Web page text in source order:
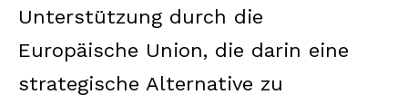
Unterstützung durch die
Europäische Union, die darin eine
strategische Alternative zu